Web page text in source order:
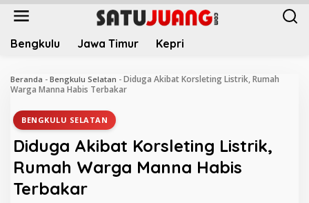
L
Bengkulu Jawa Timur Kepri
Beranda - Bengkulu Selatan - Diduga Akibat Korsleting Listrik, Rumah
Warga Manna Habis Terbakar
BENGKULU SELATAN
Diduga Akibat Korsleting Listrik,
Rumah Warga Manna Habis
Terbakar